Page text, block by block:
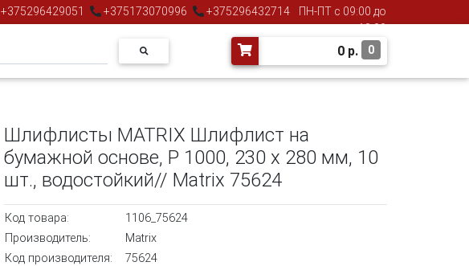
+375296429051 +375173070996 +375296432714
ПН-ПТ с 09:00 до
18:00
0 р. 0
Шлифлисты MATRIX Шлифлист на
бумажной основе, P 1000, 230 х 280 мм, 10
шт., водостойкий// Matrix 75624
Код товара:
1106_75624
Производитель:
Matrix
Код производителя:
75624